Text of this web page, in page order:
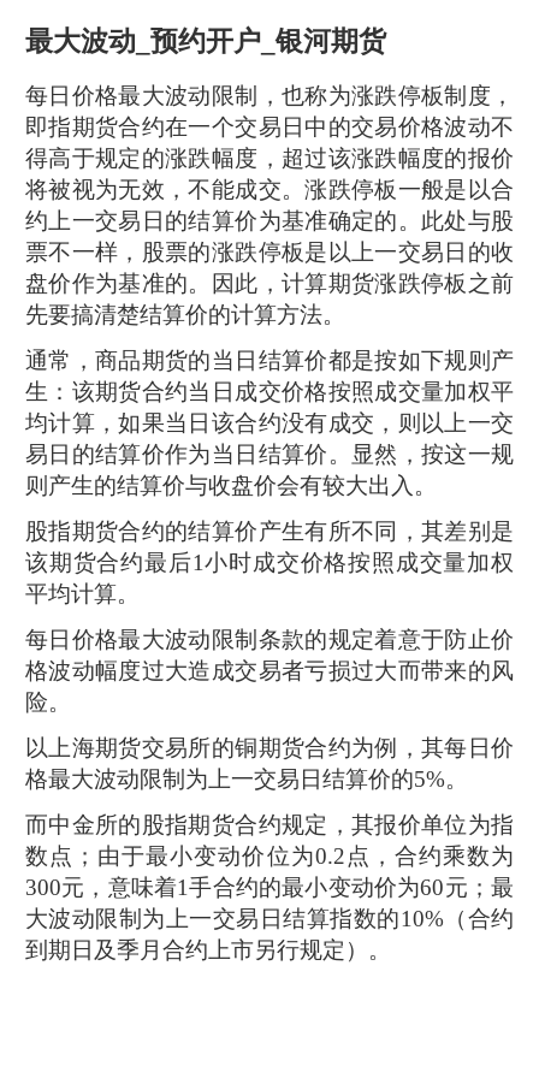
最大波动_预约开户_银河期货
每日价格最大波动限制，也称为涨跌停板制度，
即指期货合约在一个交易日中的交易价格波动不
得高于规定的涨跌幅度，超过该涨跌幅度的报价
将被视为无效，不能成交。涨跌停板一般是以合
约上一交易日的结算价为基准确定的。此处与股
票不一样，股票的涨跌停板是以上一交易日的收
盘价作为基准的。因此，计算期货涨跌停板之前
先要搞清楚结算价的计算方法。
通常，商品期货的当日结算价都是按如下规则产
生：该期货合约当日成交价格按照成交量加权平
均计算，如果当日该合约没有成交，则以上一交
易日的结算价作为当日结算价。显然，按这一规
则产生的结算价与收盘价会有较大出入。
股指期货合约的结算价产生有所不同，其差别是
该期货合约最后1小时成交价格按照成交量加权
平均计算。
每日价格最大波动限制条款的规定着意于防止价
格波动幅度过大造成交易者亏损过大而带来的风
险。
以上海期货交易所的铜期货合约为例，其每日价
格最大波动限制为上一交易日结算价的5%。
而中金所的股指期货合约规定，其报价单位为指
数点；由于最小变动价位为0.2点，合约乘数为
300元，意味着1手合约的最小变动价为60元；最
大波动限制为上一交易日结算指数的10%（合约
到期日及季月合约上市另行规定）。